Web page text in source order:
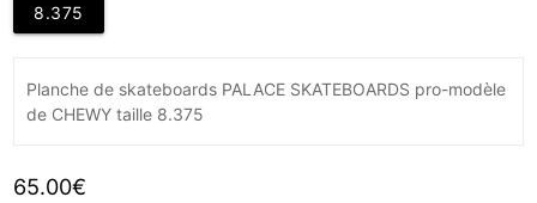
8.375
Planche de skateboards PALACE SKATEBOARDS pro-modèle
de CHEWY taille 8.375
65.00€